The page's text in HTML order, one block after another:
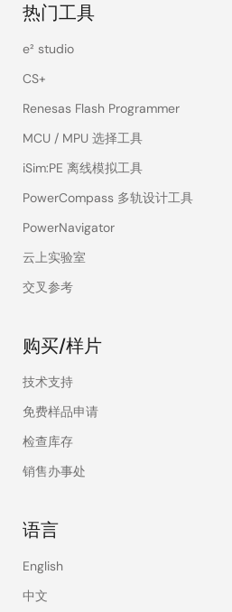
热门工具
e² studio
CS+
Renesas Flash Programmer
MCU / MPU 选择工具
iSim:PE 离线模拟工具
PowerCompass 多轨设计工具
PowerNavigator
云上实验室
交叉参考
购买/样片
技术支持
免费样品申请
检查库存
销售办事处
语言
English
中文